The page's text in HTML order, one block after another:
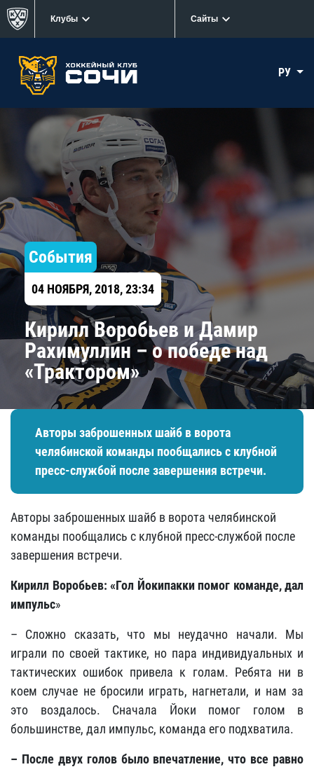
Клубы Сайты
РУ
События
04 НОЯБРЯ, 2018, 23:34
Кирилл Воробьев и Дамир
Рахимуллин – о победе над
«Трактором»
Авторы заброшенных шайб в ворота
челябинской команды пообщались с клубной
пресс-службой после завершения встречи.
Авторы заброшенных шайб в ворота челябинской
команды пообщались с клубной пресс-службой после
завершения встречи.
Кирилл Воробьев: «Гол Йокипакки помог команде, дал
импульс»
– Сложно сказать, что мы неудачно начали. Мы
играли по своей тактике, но пара индивидуальных и
тактических ошибок привела к голам. Ребята ни в
коем случае не бросили играть, нагнетали, и нам за
это воздалось. Сначала Йоки помог голом в
большинстве, дал импульс, команда его подхватила.
– После двух голов было впечатление, что все равно